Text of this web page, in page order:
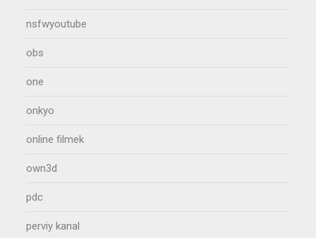
nsfwyoutube
obs
one
onkyo
online filmek
own3d
pdc
perviy kanal